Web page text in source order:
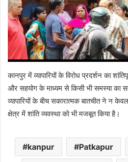
कानपुर में व्यापारियों के विरोध प्रदर्शन का
और सहयोग के माध्यम से किसी भी समस्या का
व्यापारियों के बीच सकारात्मक बातचीत ने न
क्षेत्र में शांति व्यवस्था को भी मजबूत किया है।
kanpur Patkapur